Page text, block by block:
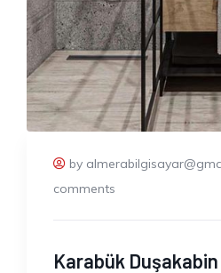
by
comments
Karabük